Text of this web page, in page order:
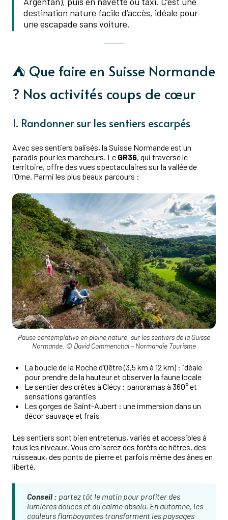
destination nature facile d’accès, idéale pour
une escapade sans voiture.
⛺ Que faire en Suisse Normande
? Nos activités coups de cœur
1. Randonner sur les sentiers escarpés
Avec ses sentiers balisés, la Suisse Normande est un
paradis pour les marcheurs. Le GR36, qui traverse le
territoire, offre des vues spectaculaires sur la vallée de
l’Orne. Parmi les plus beaux parcours :
Pause contemplative en pleine nature, sur les sentiers de la Suisse
Normande. © David Commenchal – Normandie Tourisme
La boucle de la Roche d’Oëtre (3,5 km à 12 km) : idéale
pour prendre de la hauteur et observer la faune locale
Le sentier des crêtes à Clécy : panoramas à 360° et
sensations garanties
Les gorges de Saint-Aubert : une immersion dans un
décor sauvage et frais
Les sentiers sont bien entretenus, variés et accessibles à
tous les niveaux. Vous croiserez des forêts de hêtres, des
ruisseaux, des ponts de pierre et parfois même des ânes en
liberté.
Conseil : partez tôt le matin pour profiter des
lumières douces et du calme absolu. En automne, les
couleurs flamboyantes transforment les paysages